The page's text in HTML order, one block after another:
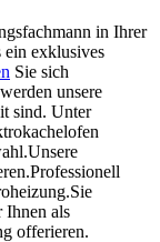
in Ihrer
ein exklusives
Sie sich
unsere
sind. Unter
Ihnen als
offerieren.